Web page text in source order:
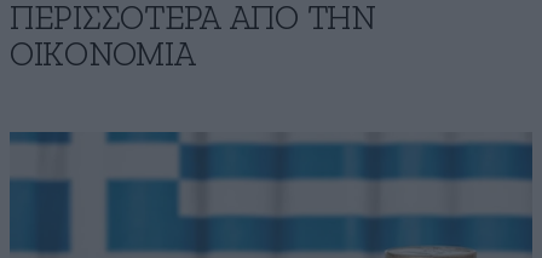
ΠΕΡΙΣΣΟΤΕΡΑ ΑΠΟ ΤΗΝ
ΟΙΚΟΝΟΜΙΑ